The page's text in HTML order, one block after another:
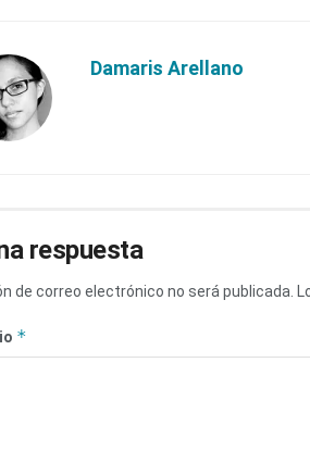
Damaris Arellano
respuesta
de correo electrónico no será publicada.
*